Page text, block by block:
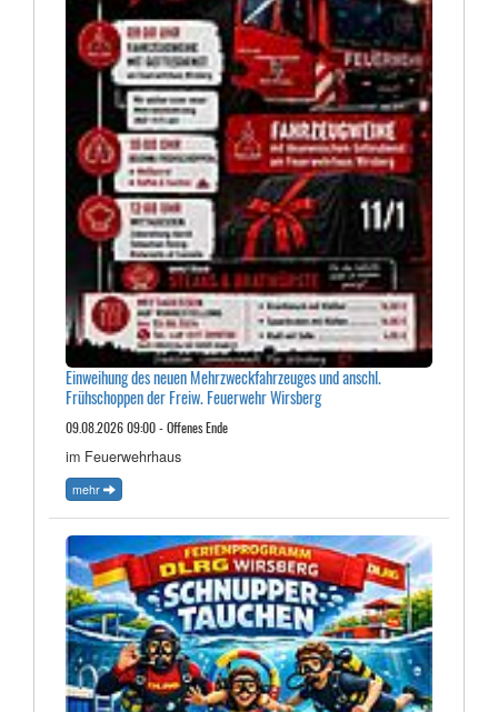
Einweihung des neuen Mehrzweckfahrzeuges und anschl.
Frühschoppen der Freiw. Feuerwehr Wirsberg
09.08.2026 09:00 - Offenes Ende
im Feuerwehrhaus
mehr